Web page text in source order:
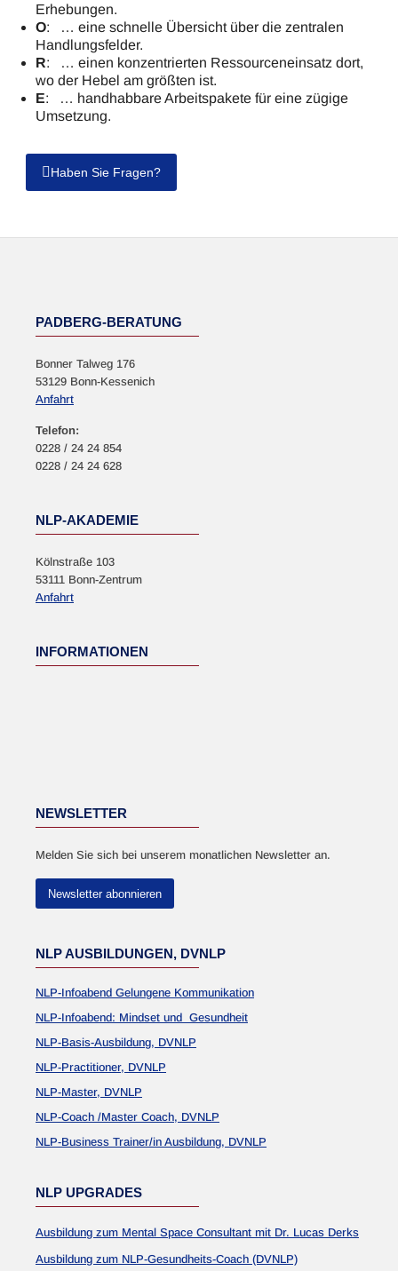
Erhebungen.
O: … eine schnelle Übersicht über die zentralen
Handlungsfelder.
R: … einen konzentrierten Ressourceneinsatz dort,
wo der Hebel am größten ist.
E: … handhabbare Arbeitspakete für eine zügige
Umsetzung.
Haben Sie Fragen?
PADBERG-BERATUNG
Bonner Talweg 176
53129 Bonn-Kessenich
Anfahrt
Telefon:
0228 / 24 24 854
0228 / 24 24 628
NLP-AKADEMIE
Kölnstraße 103
53111 Bonn-Zentrum
Anfahrt
INFORMATIONEN
NEWSLETTER
Melden Sie sich bei unserem monatlichen Newsletter an.
Newsletter abonnieren
NLP AUSBILDUNGEN, DVNLP
NLP-Infoabend Gelungene Kommunikation
NLP-Infoabend: Mindset und Gesundheit
NLP-Basis-Ausbildung, DVNLP
NLP-Practitioner, DVNLP
NLP-Master, DVNLP
NLP-Coach /Master Coach, DVNLP
NLP-Business Trainer/in Ausbildung, DVNLP
NLP UPGRADES
Ausbildung zum Mental Space Consultant mit Dr. Lucas Derks
Ausbildung zum NLP-Gesundheits-Coach (DVNLP)